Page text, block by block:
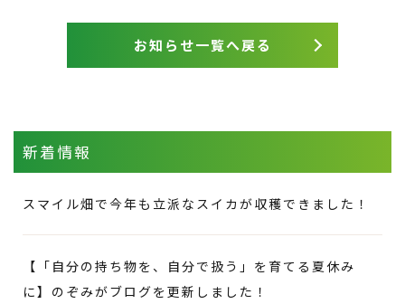
お知らせ一覧へ戻る
新着情報
スマイル畑で今年も立派なスイカが収穫できました！
【「自分の持ち物を、自分で扱う」を育てる夏休み
に】のぞみがブログを更新しました！